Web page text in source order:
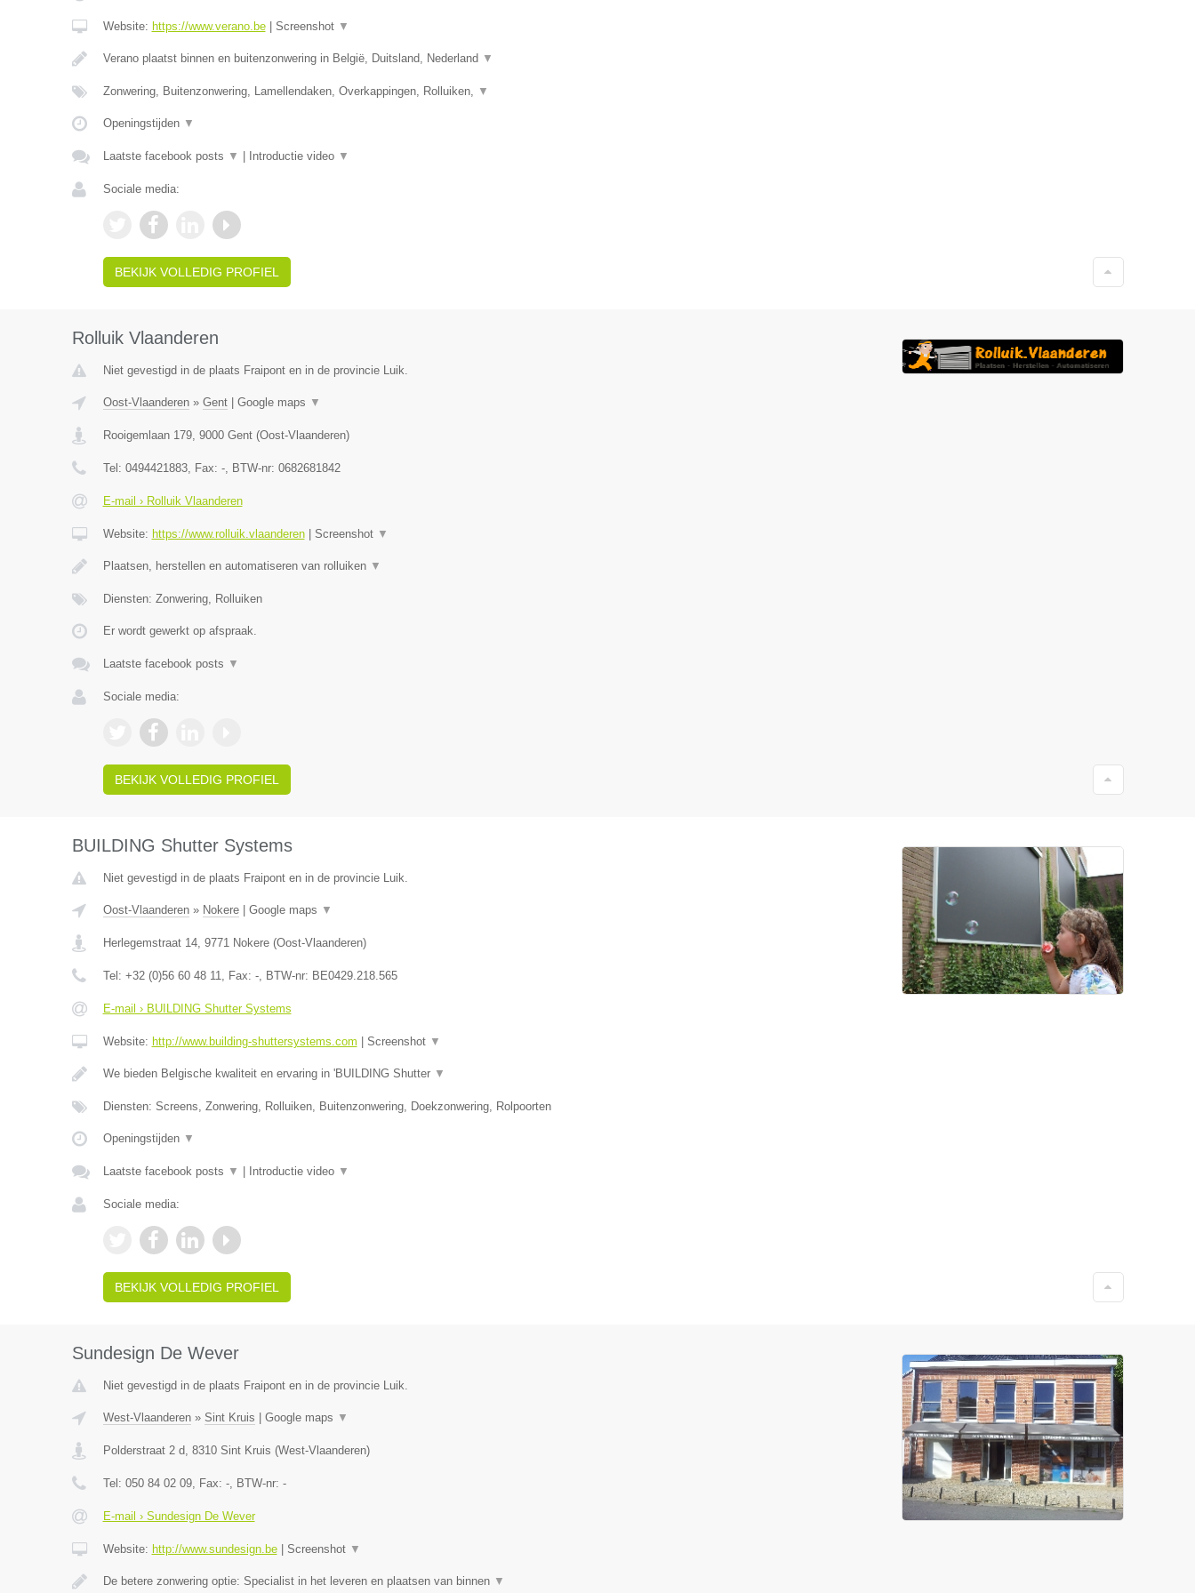
Website: https://www.verano.be| Screenshot ▼
Verano plaatst binnen en buitenzonwering in België, Duitsland, Nederland ▼
Zonwering, Buitenzonwering, Lamellendaken, Overkappingen, Rolluiken, ▼
Openingstijden ▼
Laatste facebook posts ▼ Introductie video ▼
Sociale media:
BEKIJK VOLLEDIG PROFIEL
Rolluik Vlaanderen
Niet gevestigd in de plaats Fraipont en in de provincie Luik.
Oost-Vlaanderen» Gent| Google maps ▼
Rooigemlaan 179, 9000 Gent(Oost-Vlaanderen)
Tel: 0494421883, Fax: -, BTW-nr: 0682681842
E-mail › Rolluik Vlaanderen
Website: https://www.rolluik.vlaanderen| Screenshot ▼
Plaatsen, herstellen en automatiseren van rolluiken ▼
Diensten: Zonwering, Rolluiken
Er wordt gewerkt op afspraak.
Laatste facebook posts ▼
Sociale media:
BEKIJK VOLLEDIG PROFIEL
BUILDING Shutter Systems
Niet gevestigd in de plaats Fraipont en in de provincie Luik.
Oost-Vlaanderen» Nokere| Google maps ▼
Herlegemstraat 14, 9771 Nokere(Oost-Vlaanderen)
Tel: +32 (0)56 60 48 11, Fax: -, BTW-nr: BE0429.218.565
E-mail › BUILDING Shutter Systems
Website: http://www.building-shuttersystems.com Screenshot ▼
We bieden Belgische kwaliteit en ervaring in 'BUILDING Shutter ▼
Diensten: Screens, Zonwering, Rolluiken, Buitenzonwering, Doekzonwering, Rolpoorten
Openingstijden ▼
Laatste facebook posts ▼ Introductie video ▼
Sociale media:
BEKIJK VOLLEDIG PROFIEL
Sundesign De Wever
Niet gevestigd in de plaats Fraipont en in de provincie Luik.
West-Vlaanderen» Sint Kruis Google maps ▼
Polderstraat 2 d, 8310 Sint Kruis (West-Vlaanderen)
Tel: 050 84 02 09, Fax: -, BTW-nr: -
E-mail › Sundesign De Wever
Website: http://www.sundesign.be| Screenshot ▼
De betere zonwering optie: Specialist in het leveren en plaatsen van binnen ▼